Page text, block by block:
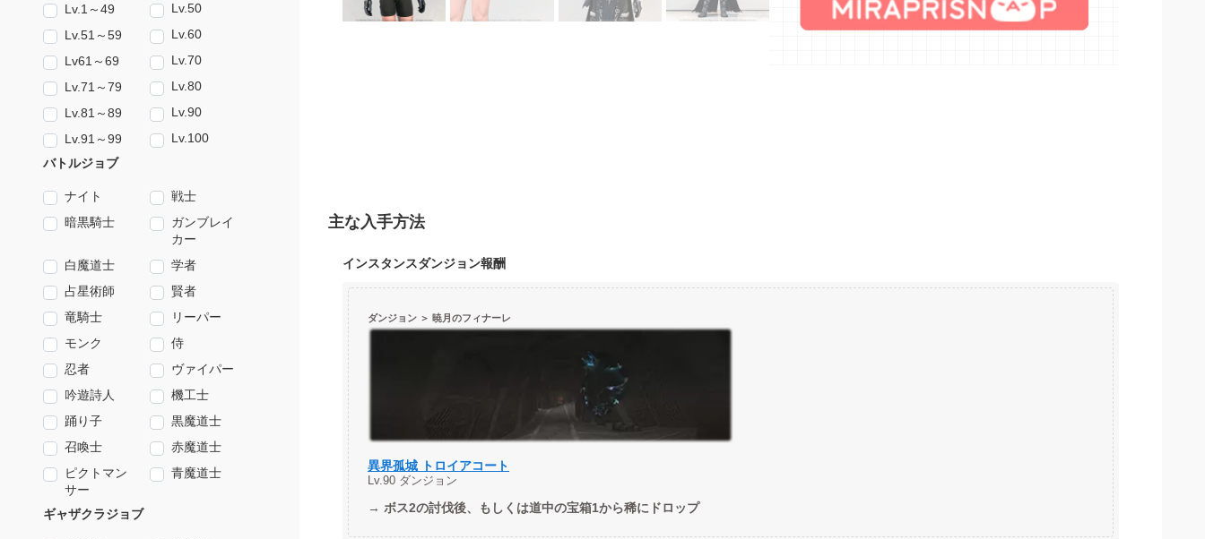
主な入手方法
インスタンスダンジョン報酬
ダンジョン ＞ 暁月のフィナーレ
異界孤城 トロイアコート
Lv.90 ダンジョン
→ ボス2の討伐後、もしくは道中の宝箱1から稀にドロップ
Lv.1～49
Lv.50
Lv.51～59
Lv.60
Lv61～69
Lv.70
Lv.71～79
Lv.80
Lv.81～89
Lv.90
Lv.91～99
Lv.100
バトルジョブ
ナイト
戦士
暗黒騎士
ガンブレイ
カー
白魔道士
学者
占星術師
賢者
竜騎士
リーパー
モンク
侍
忍者
ヴァイパー
吟遊詩人
機工士
踊り子
黒魔道士
召喚士
赤魔道士
ピクトマン
サー
青魔道士
ギャザクラジョブ